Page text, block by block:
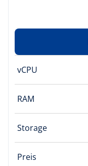
vCPU
RAM
Storage
Preis